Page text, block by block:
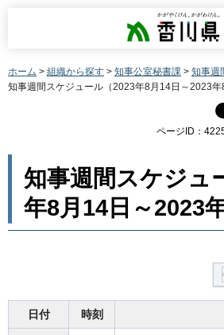
香川県
ホーム > 組織から探す > 知事公室秘書課 > 知事週
知事週間スケジュール（2023年8月14日～2023年
ページID：
知事週間スケジュ
年8月14日～2023
日付 時刻